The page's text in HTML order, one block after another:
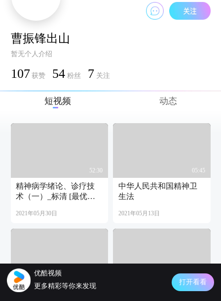
曹振锋出山
暂无个人介绍
107 获赞 54 粉丝 7 关注
短视频 动态
52:30
精神病学绪论、诊疗技
术（一）_标清 [最优化
2021年05月30日
05:45
中华人民共和国精神卫
生法
2021年05月13日
在精神异常的世界里_作
01:40
动静摇摆睡眠床 曹振锋
优酷视频
更多精彩等你来发现
打开看看